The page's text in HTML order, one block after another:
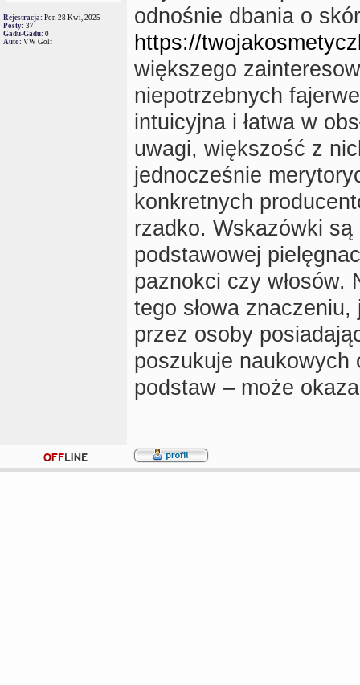
Rejestracja: Pon 28 Kwi, 2025
Posty: 37
Gadu-Gadu: 0
Auto: VW Golf
odnośnie dbania o
https://
większego
niepotrzebnych
intuicyjna i łatwa w
uwagi, większość z
jednocześnie
konkretnych
rzadko. Wskazówki
podstawowej
paznokci czy włosów.
tego słowa
przez osoby
poszukuje naukowych
podstaw – może